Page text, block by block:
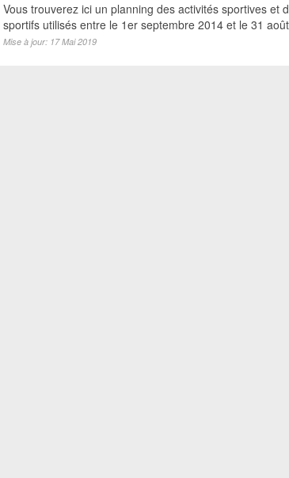
Vous trouverez ici un planning des activités sportives et
sportifs utilisés entre le 1er septembre 2014 et le 31
Mise à jour: 17 Mai 2019